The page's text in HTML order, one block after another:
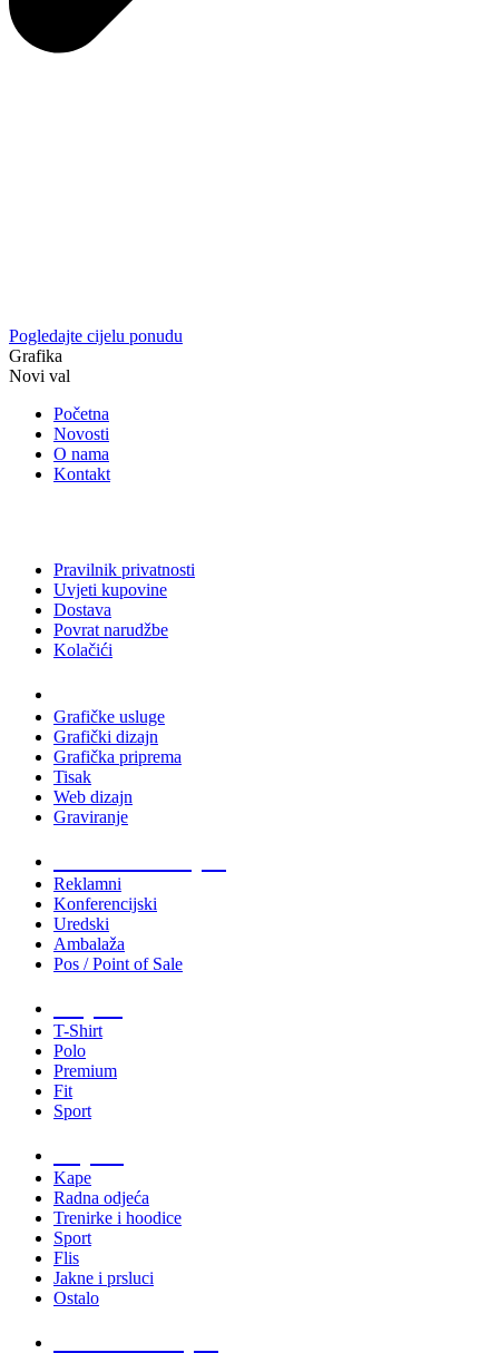
Pogledajte cijelu ponudu
Grafika
Novi val
Početna
Novosti
O nama
Kontakt
Pravilnik privatnosti
Uvjeti kupovine
Dostava
Povrat narudžbe
Kolačići
Grafičke usluge
Grafički dizajn
Grafička priprema
Tisak
Web dizajn
Graviranje
Reklamni
Konferencijski
Uredski
Ambalaža
Pos / Point of Sale
T-Shirt
Polo
Premium
Fit
Sport
Kape
Radna odjeća
Trenirke i hoodice
Sport
Flis
Jakne i prsluci
Ostalo